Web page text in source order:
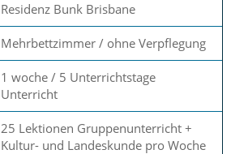
Residenz Bunk Brisbane
Mehrbettzimmer / ohne Verpflegung
1 woche / 5 Unterrichtstage
Unterricht
25 Lektionen Gruppenunterricht +
Kultur- und Landeskunde pro Woche